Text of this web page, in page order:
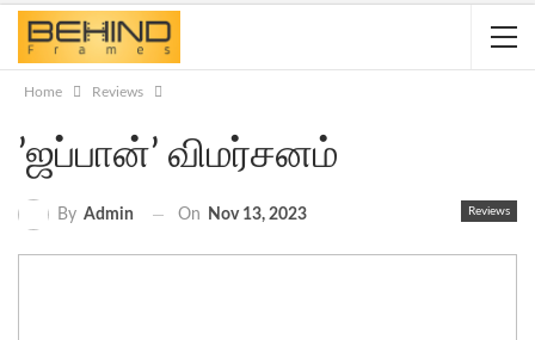
Home Reviews
’ஜப்பான்’ விமர்சனம்
Reviews
By Admin On Nov 13, 2023